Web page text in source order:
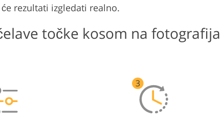
rezultati izgledati realno.
točke kosom na